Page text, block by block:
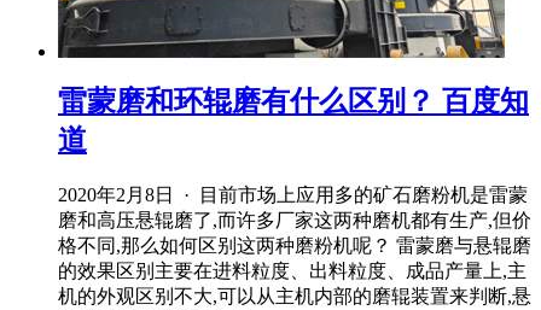
雷蒙磨和环辊磨有什么区别？ 百度知
道
2020年2月8日 · 目前市场上应用多的矿石磨粉机是雷蒙
磨和高压悬辊磨了,而许多厂家这两种磨机都有生产,但价
格不同,那么如何区别这两种磨粉机呢？ 雷蒙磨与悬辊磨
的效果区别主要在进料粒度、出料粒度、成品产量上,主
机的外观区别不大,可以从主机内部的磨辊装置来判断,悬